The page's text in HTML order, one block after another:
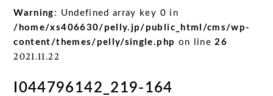
Warning : Undefined array key 0 in
/home/xs406630/pelly.jp/public_html/cms/wp-
content/themes/pelly/single.php on line26
2021.11.22
I044796142_219-164